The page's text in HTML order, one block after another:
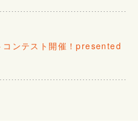
コンテスト開催！presented